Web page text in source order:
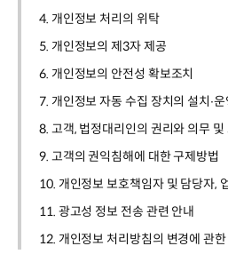
4. 개인정보 처리의 위탁
5. 개인정보의 제3자 제공
6. 개인정보의 안전성 확보조치
7. 개인정보 자동 수집 장치의 설치∙
8. 고객, 법정대리인의 권리와 의무 및
9. 고객의 권익침해에 대한 구제방법
10. 개인정보 보호책임자 및 담당자,
11. 광고성 정보 전송 관련 안내
12. 개인정보 처리방침의 변경에 관